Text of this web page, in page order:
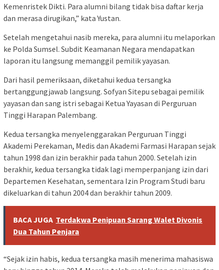
Kemenristek Dikti. Para alumni bilang tidak bisa daftar kerja
dan merasa dirugikan,” kata Yustan.
Setelah mengetahui nasib mereka, para alumni itu melaporkan
ke Polda Sumsel. Subdit Keamanan Negara mendapatkan
laporan itu langsung memanggil pemilik yayasan.
Dari hasil pemeriksaan, diketahui kedua tersangka
bertanggungjawab langsung. Sofyan Sitepu sebagai pemilik
yayasan dan sang istri sebagai Ketua Yayasan di Perguruan
Tinggi Harapan Palembang.
Kedua tersangka menyelenggarakan Perguruan Tinggi
Akademi Perekaman, Medis dan Akademi Farmasi Harapan sejak
tahun 1998 dan izin berakhir pada tahun 2000. Setelah izin
berakhir, kedua tersangka tidak lagi memperpanjang izin dari
Departemen Kesehatan, sementara Izin Program Studi baru
dikeluarkan di tahun 2004 dan berakhir tahun 2009.
BACA JUGA Terdakwa Penipuan Sarang Walet Divonis
Dua Tahun Penjara
“Sejak izin habis, kedua tersangka masih menerima mahasiswa